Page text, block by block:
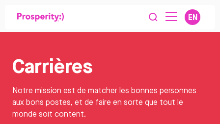
EN
Carrières
Notre mission est de matcher les bonnes personnes
aux bons postes, et de faire en sorte que tout le
monde soit content.